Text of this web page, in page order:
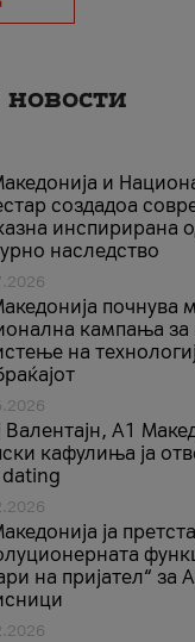
и
создадоа
инспирирана
наследство
почнува
кампања за
на
Валентајн, A1
кафулиња ја
ја
на пријател“ за